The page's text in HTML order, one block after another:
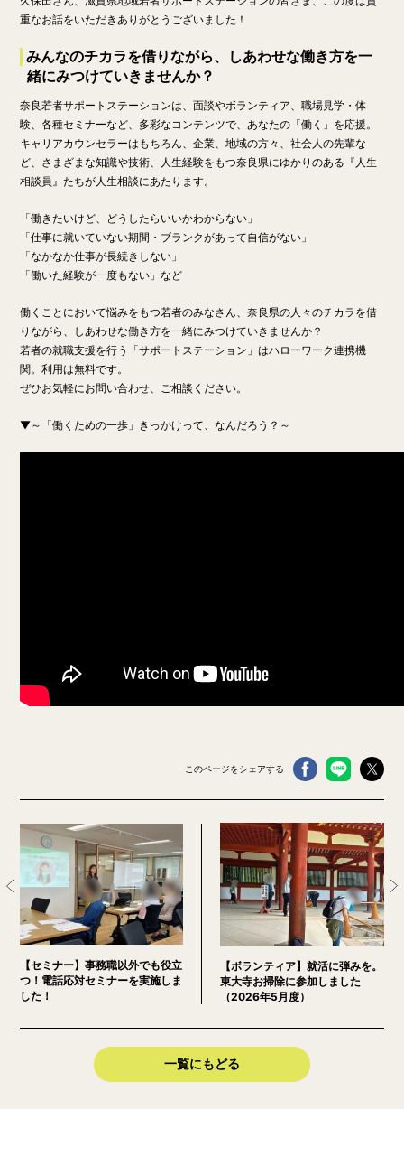
重なお話をいただきありがとうございました！
みんなのチカラを借りながら、しあわせな働き方を一
緒にみつけていきませんか？
奈良若者サポートステーションは、面談やボランティア、職場見学・体
験、各種セミナーなど、多彩なコンテンツで、あなたの「働く」を応援。
キャリアカウンセラーはもちろん、企業、地域の方々、社会人の先輩な
ど、さまざまな知識や技術、人生経験をもつ奈良県にゆかりのある『人生
相談員』たちが人生相談にあたります。
「働きたいけど、どうしたらいいかわからない」
「仕事に就いていない期間・ブランクがあって自信がない」
「なかなか仕事が長続きしない」
「働いた経験が一度もない」など
働くことにおいて悩みをもつ若者のみなさん、奈良県の人々のチカラを借
りながら、しあわせな働き方を一緒にみつけていきませんか？
若者の就職支援を行う「サポートステーション」はハローワーク連携機
関。利用は無料です。
ぜひお気軽にお問い合わせ、ご相談ください。
▼～「働くための一歩」きっかけって、なんだろう？～
このページをシェアする
【セミナー】事務職以外でも役立
つ！電話応対セミナーを実施しま
した！
【ボランティア】就活に弾みを。
東大寺お掃除に参加しました
（2026年5月度）
一覧にもどる